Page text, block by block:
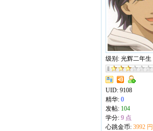
级别: 光辉二年生
UID: 9108
精华: 0
发帖: 104
学分: 9 点
心跳金币: 3992 円